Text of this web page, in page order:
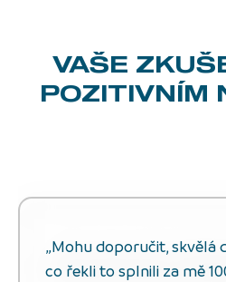
VAŠE
POZITIVNÍM
„Mohu doporučit, skvělá
co řekli to splnili za mě